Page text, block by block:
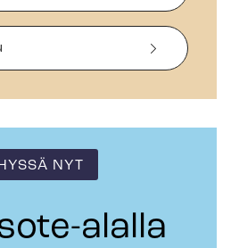
NYT
alalla